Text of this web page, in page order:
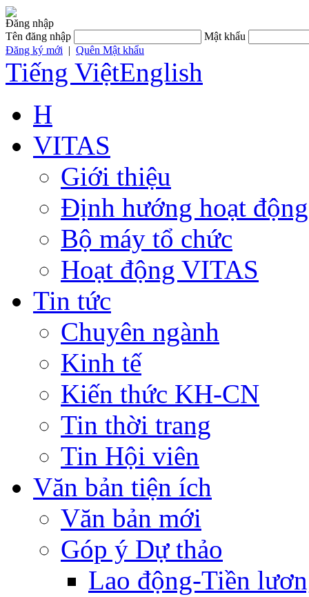
Đăng nhập
Tên đăng nhập
Mật khẩu
Đăng ký mới | Quên Mật khẩu
Tiếng ViệtEnglish
H
VITAS
Giới thiệu
Định hướng hoạt động
Bộ máy tổ chức
Hoạt động VITAS
Tin tức
Chuyên ngành
Kinh tế
Kiến thức KH-CN
Tin thời trang
Tin Hội viên
Văn bản tiện ích
Văn bản mới
Góp ý Dự thảo
Lao động-Tiền